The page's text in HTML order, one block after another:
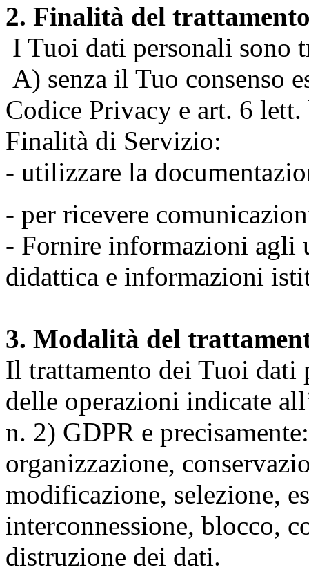
2. Finalità del
I Tuoi dati personali sono
A) senza il Tuo consenso
Codice Privacy e art. 6
Finalità di Servizio:
- utilizzare la
- per ricevere
- Fornire informazioni agli
didattica e informazioni
3. Modalità del
Il trattamento dei Tuoi dati
delle operazioni indicate
n. 2) GDPR e
organizzazione,
modificazione, selezione,
interconnessione, blocco,
distruzione dei dati.